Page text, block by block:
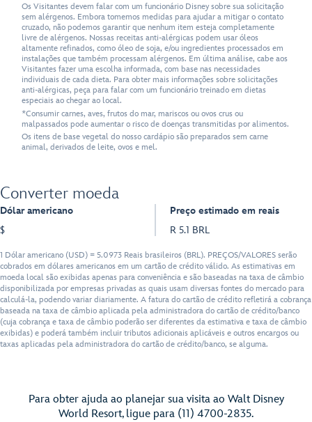
Os Visitantes devem falar com um funcionário Disney sobre sua solicitação
sem alérgenos. Embora tomemos medidas para ajudar a mitigar o contato
cruzado, não podemos garantir que nenhum item esteja completamente
livre de alérgenos. Nossas receitas anti-alérgicas podem usar óleos
altamente refinados, como óleo de soja, e/ou ingredientes processados em
instalações que também processam alérgenos. Em última análise, cabe aos
Visitantes fazer uma escolha informada, com base nas necessidades
individuais de cada dieta. Para obter mais informações sobre solicitações
anti-alérgicas, peça para falar com um funcionário treinado em dietas
especiais ao chegar ao local.
*Consumir carnes, aves, frutos do mar, mariscos ou ovos crus ou
malpassados pode aumentar o risco de doenças transmitidas por alimentos.
Os itens de base vegetal do nosso cardápio são preparados sem carne
animal, derivados de leite, ovos e mel.
Converter moeda
Dólar americano
$
Preço estimado em reais
R 5.1 BRL
1 Dólar americano (USD) = 5.0973 Reais brasileiros (BRL). PREÇOS/VALORES serão
cobrados em dólares americanos em um cartão de crédito válido. As estimativas em
moeda local são exibidas apenas para conveniência e são baseadas na taxa de câmbio
disponibilizada por empresas privadas as quais usam diversas fontes do mercado para
calculá-la, podendo variar diariamente. A fatura do cartão de crédito refletirá a cobrança
baseada na taxa de câmbio aplicada pela administradora do cartão de crédito/banco
(cuja cobrança e taxa de câmbio poderão ser diferentes da estimativa e taxa de câmbio
exibidas) e poderá também incluir tributos adicionais aplicáveis e outros encargos ou
taxas aplicadas pela administradora do cartão de crédito/banco, se alguma.
Para obter ajuda ao planejar sua visita ao Walt Disney
World Resort, ligue para (11) 4700-2835.